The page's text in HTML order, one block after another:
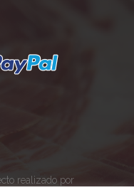
realizado por